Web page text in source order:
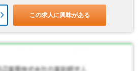
この求人に興味がある